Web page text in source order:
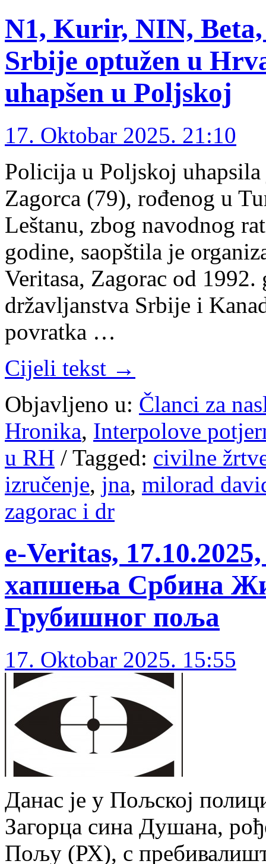
N1, Kurir, NIN,
Srbije optužen u
uhapšen u Poljskoj
17. Oktobar 2025. 21:10
Policija u Poljskoj
Zagorca (79), rođenog u
Leštanu, zbog navodnog
godine, saopštila je
Veritasa, Zagorac od
državljanstva Srbije i
povratka …
Cijeli tekst →
Objavljeno u: Članci za
Hronika, Interpolove
u RH / Tagged: civilne
izručenje, jna, milorad
zagorac i dr
e-Veritas,
хапшења Србина
Грубишног поља
17. Oktobar 2025. 15:55
Данас је у Пољској
Загорца сина Душана,
Пољу (РХ), с